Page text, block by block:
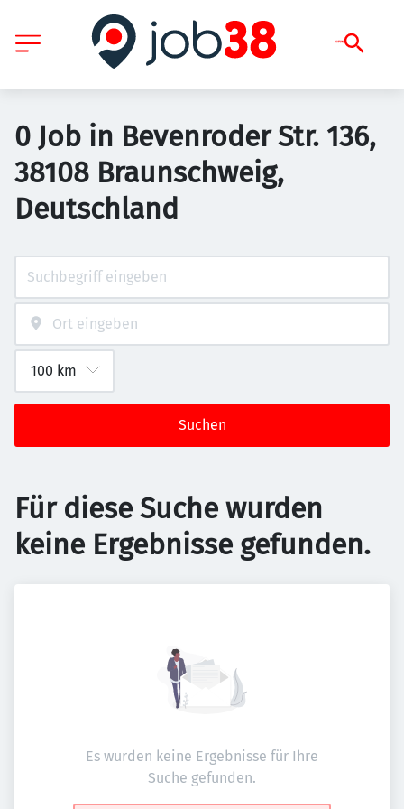
0 Job in Bevenroder Str. 136,
38108 Braunschweig,
Deutschland
Suchen
Für diese Suche wurden
keine Ergebnisse gefunden.
Es wurden keine Ergebnisse für Ihre
Suche gefunden.